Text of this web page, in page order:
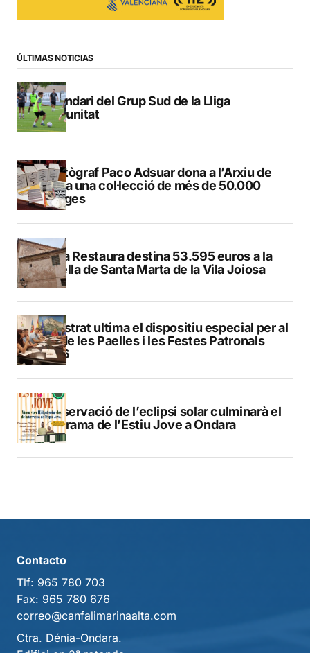
ÚLTIMAS NOTICIAS
Calendari del Grup Sud de la Lliga
Comunitat
El fotògraf Paco Adsuar dona a l’Arxiu de
Dénia una col·lecció de més de 50.000
imatges
El Pla Restaura destina 53.595 euros a la
capella de Santa Marta de la Vila Joiosa
Finestrat ultima el dispositiu especial per al
Dia de les Paelles i les Festes Patronals
2026
L’observació de l’eclipsi solar culminarà el
programa de l’Estiu Jove a Ondara
Contacto
Tlf: 965 780 703
Fax: 965 780 676
correo@canfalimarinaalta.com
Ctra. Dénia-Ondara.